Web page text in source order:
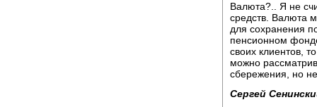
Валюта?.. Я не
средств. Валюта
для сохранения
пенсионном
своих клиентов,
можно
сбережения, но
Сергей